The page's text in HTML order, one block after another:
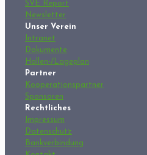
SVE Report
Newsletter
Unser Verein
Intranet
Dokumente
Hallen-/Lageplan
Partner
Kooperationspartner
Sponsoren
Rechtliches
Impressum
Datenschutz
Bankverbindung